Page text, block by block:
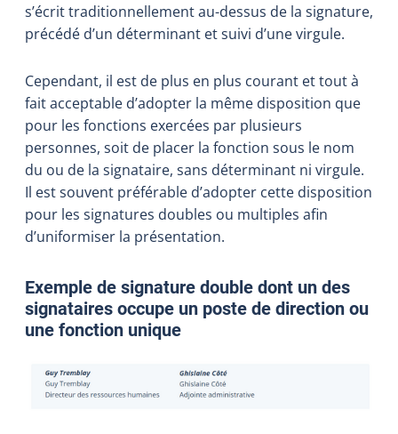
s’écrit traditionnellement au-dessus de la signature,
précédé d’un déterminant et suivi d’une virgule.
Cependant, il est de plus en plus courant et tout à
fait acceptable d’adopter la même disposition que
pour les fonctions exercées par plusieurs
personnes, soit de placer la fonction sous le nom
du ou de la signataire, sans déterminant ni virgule.
Il est souvent préférable d’adopter cette disposition
pour les signatures doubles ou multiples afin
d’uniformiser la présentation.
Exemple de signature double dont un des
signataires occupe un poste de direction ou
une fonction unique